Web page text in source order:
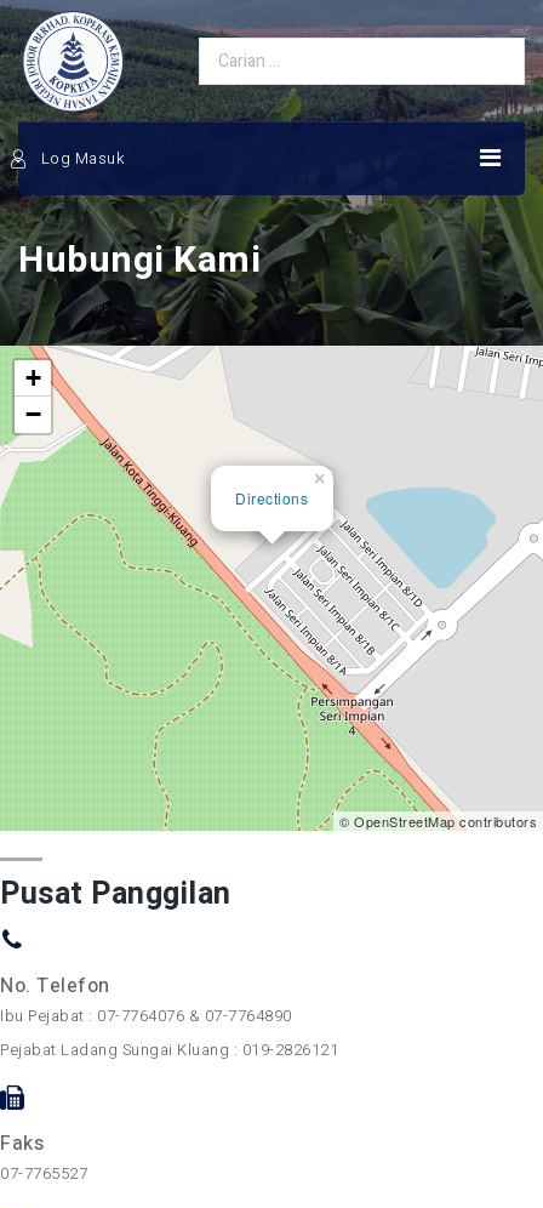
Log Masuk
Hubungi Kami
Directions
×
+
−
© OpenStreetMap contributors
Pusat Panggilan
No. Telefon
Ibu Pejabat : 07-7764076 & 07-7764890
Pejabat Ladang Sungai Kluang : 019-2826121
Faks
07-7765527